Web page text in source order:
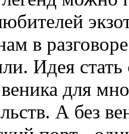
в
Идея
для
А без